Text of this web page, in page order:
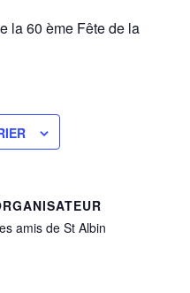
la 60 ème Fête de la
amis de St Albin